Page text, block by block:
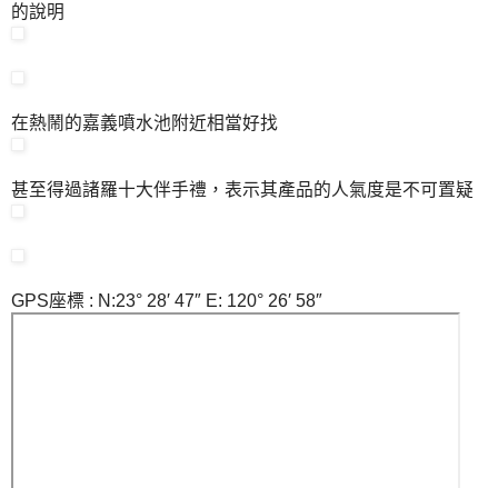
的說明
在熱鬧的嘉義噴水池附近相當好找
甚至得過諸羅十大伴手禮，表示其產品的人氣度是不可置疑
GPS座標 : N:23° 28′ 47″ E: 120° 26′ 58″